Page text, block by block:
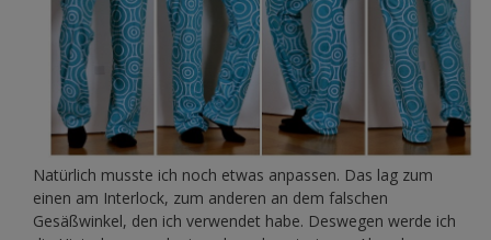
Natürlich musste ich noch etwas anpassen. Das lag zum
einen am Interlock, zum anderen an dem falschen
Gesäßwinkel, den ich verwendet habe. Deswegen werde ich